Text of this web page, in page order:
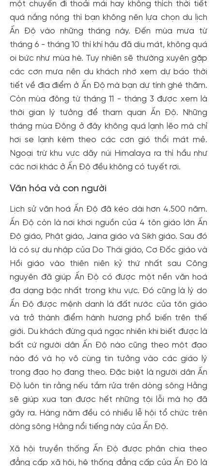
một chuyến đi thoải mái hay không thích thời tiết
quá nắng nóng thì bạn không nên lựa chọn du lịch
Ấn Độ vào những tháng này. Đến mùa mưa từ
tháng 6 - tháng 10 thì khí hậu đã dịu mát, không quá
oi bức như mùa hè. Tuy nhiên sẽ thường xuyên gặp
các cơn mưa nên du khách nhớ xem dự báo thời
tiết về địa điểm ở Ấn Độ mà bạn dự tính ghé thăm.
Còn mùa đông từ tháng 11 - tháng 3 được xem là
thời gian lý tưởng để tham quan Ấn Độ. Những
tháng mùa Đông ở đây không quá lạnh lẽo mà chỉ
hơi se lạnh kèm theo các cơn gió thổi mát mẻ.
Ngoại trừ khu vực dãy núi Himalaya ra thì hầu như
các nơi khác ở Ấn Độ đều không có tuyết rơi.
Văn hóa và con người
Lịch sử văn hoá Ấn Độ đã kéo dài hơn 4.500 năm.
Ấn Độ còn là nơi khơi nguồn của 4 tôn giáo lớn Ấn
Độ giáo, Phật giáo, Jaina giáo và Sikh giáo. Sau đó
là có sự du nhập của Do Thái giáo, Cơ Đốc giáo và
Hồi giáo vào thiên niên kỷ thứ nhất sau Công
nguyên đã giúp Ấn Độ có được một nền văn hoá
đa dạng bậc nhất trong khu vực. Đó cũng là lý do
Ấn Độ được mệnh danh là đất nước của tôn giáo
và trở thành điểm hành hương phổ biến trên thế
giới. Du khách đừng quá ngạc nhiên khi biết được là
bất cứ người dân Ấn Độ nào cũng theo một đạo
nào đó và họ vô cùng tin tưởng vào các giáo lý
trong đạo họ đang theo. Đặc biệt là người dân Ấn
Độ luôn tin rằng nếu tắm rửa trên dòng sông Hằng
sẽ giúp xua tan được hết những tội lỗi mà họ đã
gây ra. Hàng năm đều có nhiều lễ hội tổ chức trên
dòng sông Hằng nổi tiếng này của Ấn Độ.
Xã hội truyền thống Ấn Độ được phân chia theo
đẳng cấp xã hội, hệ thống đẳng cấp của Ấn Độ là